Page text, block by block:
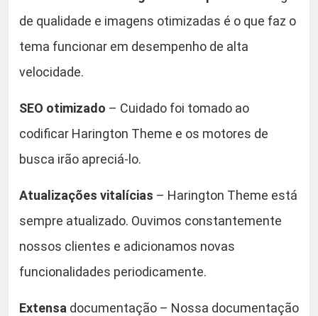
de qualidade e imagens otimizadas é o que faz o
tema funcionar em desempenho de alta
velocidade.
SEO otimizado – Cuidado foi tomado ao
codificar Harington Theme e os motores de
busca irão apreciá-lo.
Atualizações vitalícias – Harington Theme está
sempre atualizado. Ouvimos constantemente
nossos clientes e adicionamos novas
funcionalidades periodicamente.
Extensa documentação – Nossa documentação